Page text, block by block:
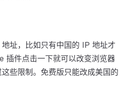
址，比如只有中国的 IP 地址才
插件点击一下就可以改变浏览器
些限制。免费版只能改成美国的